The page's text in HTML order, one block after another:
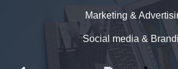
Marketing &
Social media &